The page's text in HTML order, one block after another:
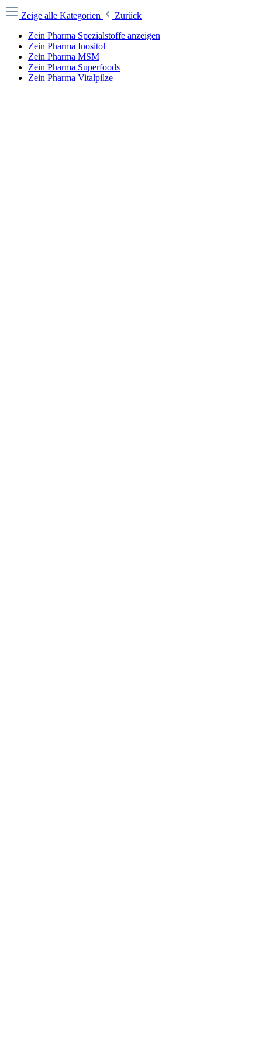
Zeige alle Kategorien
Zurück
Zein Pharma Spezialstoffe anzeigen
Zein Pharma Inositol
Zein Pharma MSM
Zein Pharma Superfoods
Zein Pharma Vitalpilze